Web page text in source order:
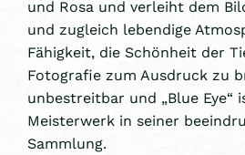
und Rosa und verleiht dem
und zugleich lebendige
Fähigkeit, die Schönheit der
Fotografie zum Ausdruck zu
unbestreitbar und „Blue Eye“
Meisterwerk in seiner
Sammlung.